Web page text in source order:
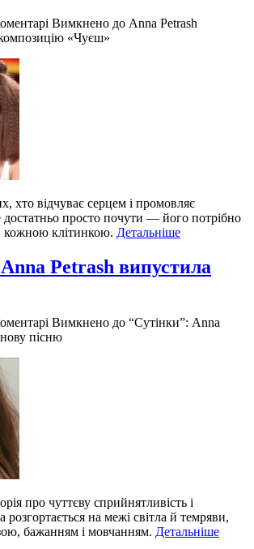
Вимкнено до Anna Petrash
«Чуєш»
хто відчуває серцем і промовляє
просто почути — його потрібно
кожною клітинкою. Детальніше
Petrash випустила
Вимкнено до “Сутінки”: Anna
пісню
про чуттєву сприйнятливість і
розгортається на межі світла й темряви,
бажанням і мовчанням. Детальніше